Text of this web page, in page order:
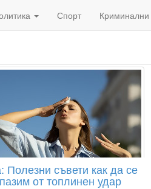
Спорт Криминални
Полезни съвети как да се
от топлинен удар